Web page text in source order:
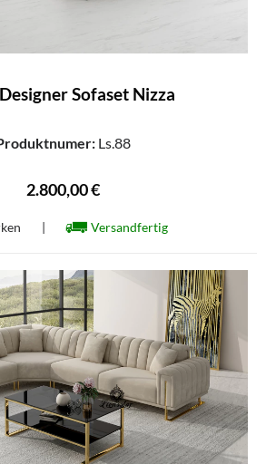
Sofaset Nizza
Ls.88
2.800,00 €
| Versandfertig